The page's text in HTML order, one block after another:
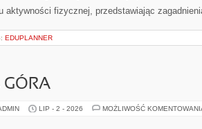
aktywności fizycznej, przedstawiając
EDUPLANNER
GÓRA
LIP - 2 - 2026 MOŻLIWOŚĆ